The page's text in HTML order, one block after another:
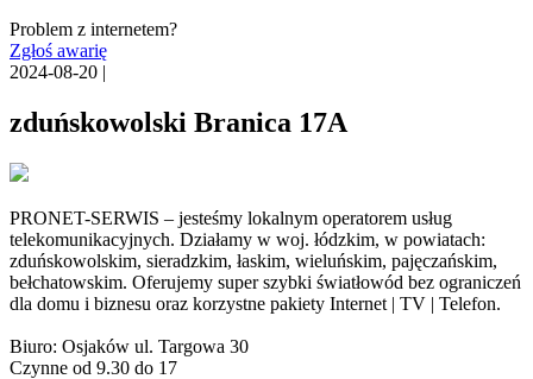
Problem z internetem?
Zgłoś awarię
2024-08-20 |
zduńskowolski Branica 17A
PRONET-SERWIS – jesteśmy lokalnym operatorem usług
telekomunikacyjnych. Działamy w woj. łódzkim, w powiatach:
zduńskowolskim, sieradzkim, łaskim, wieluńskim, pajęczańskim,
bełchatowskim. Oferujemy super szybki światłowód bez ograniczeń
dla domu i biznesu oraz korzystne pakiety Internet | TV | Telefon.
Biuro: Osjaków ul. Targowa 30
Czynne od 9.30 do 17